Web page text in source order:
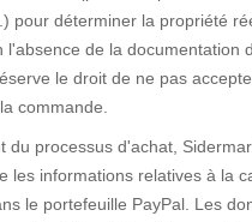
pour déterminer la propriété
l'absence de la documentation
le droit de ne pas
commande.
du processus d'achat,
les informations relatives à la
le portefeuille PayPal. Les